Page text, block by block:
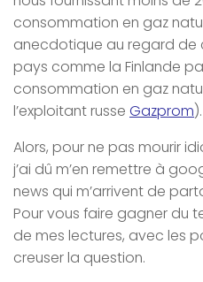
consommation en gaz
anecdotique au regard de
pays comme la Finlande
consommation en gaz
l’exploitant russe Gazprom).
Alors, pour ne pas mourir
j’ai dû m’en remettre à
news qui m’arrivent de
Pour vous faire gagner du
de mes lectures, avec les
creuser la question.